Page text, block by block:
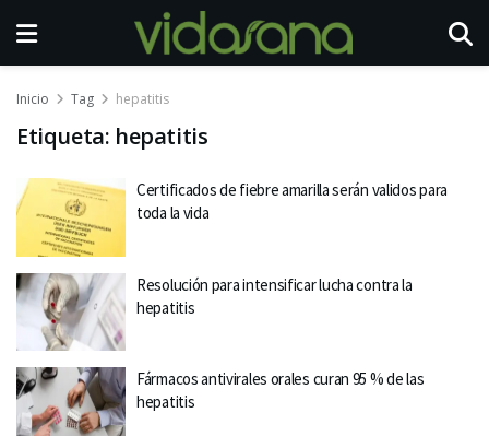
Inicio Tag hepatitis
Etiqueta: hepatitis
Certificados de fiebre amarilla serán validos para
toda la vida
Resolución para intensificar lucha contra la
hepatitis
Fármacos antivirales orales curan 95 % de las
hepatitis